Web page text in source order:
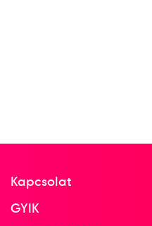
Kapcsolat
GYIK